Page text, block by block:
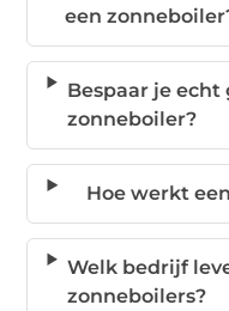
een
Bespaar je echt
zonneboiler?
Hoe werkt
Welk bedrijf
zonneboilers?